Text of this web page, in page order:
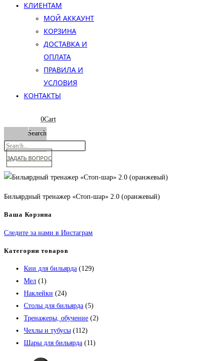
КЛИЕНТАМ
МОЙ АККАУНТ
КОРЗИНА
ДОСТАВКА И
ОПЛАТА
ПРАВИЛА И
УСЛОВИЯ
КОНТАКТЫ
0Cart
Search
ЗАДАТЬ ВОПРОС
Бильярдный тренажер «Стоп-шар» 2.0 (оранжевый)
Ваша Корзина
Следите за нами в Инстаграм
Категории товаров
Кии для бильярда (129)
Мел (1)
Наклейки (24)
Столы для бильярда (5)
Тренажеры, обучение (2)
Чехлы и тубусы (112)
Шары для бильярда (11)